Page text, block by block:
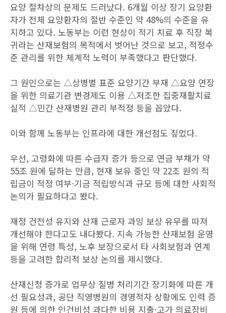
요양 절차상의 문제도 드러났다. 6개월 이상 장기 요양환
자가 전체 요양환자의 절반 수준인 약 48%의 수준을 유
지하고 있다. 노동부는 이런 현상이 적기 치료 후 직장 복
귀라는 산재보험의 목적에서 벗어난 것으로 보고, 적정수
준 관리를 위한 체계적 노력이 부족했다고 판단했다.
그 원인으로는 △상병별 표준 요양기간 부재 △요양 연장
을 위한 의료기관 변경제도 이용 △저조한 집중재활치료
실적 △민간 산재병원 관리 부적정 등을 꼽았다.
이와 함께 노동부는 인프라에 대한 개선점도 짚었다.
우선, 고령화에 따른 수급자 증가 등으로 연금 부채가 약
55조 원에 달하는 만큼, 현재 보유 중인 약 22조 원의 적
립금이 적정 여부·기금 적립방식과 규모 등에 대한 사회적
논의가 필요하다고 봤다.
재정 건전성 유지와 산재 근로자 과잉 보상 유무를 따져
개선해야 한다고도 내다봤다. 지속 가능한 산재보험 운영
을 위해 연령 특성, 노후 보장으로서 타 사회보험과 연계
등을 고려한 합리적 보상 논의를 제시했다.
산재신청 증가로 업무상 질병 처리기간 장기화에 따른 개
선 필요성과, 공단 직영병원의 경영적자 상황에도 인력 증
원 등에 의한 인건비성 과다한 비용 지출·고가 의료장비